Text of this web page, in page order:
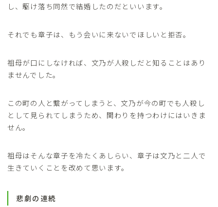
し、駆け落ち同然で結婚したのだといいます。
それでも章子は、もう会いに来ないでほしいと拒否。
祖母が口にしなければ、文乃が人殺しだと知ることはあり
ませんでした。
この町の人と繋がってしまうと、文乃が今の町でも人殺し
として見られてしまうため、関わりを持つわけにはいきま
せん。
祖母はそんな章子を冷たくあしらい、章子は文乃と二人で
生きていくことを改めて思います。
悲劇の連続